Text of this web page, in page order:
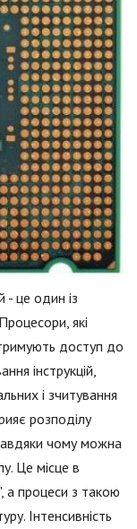
- це один із
які
доступ до
інструкцій,
і зчитування
розподілу
чому можна
Це місце в
а процеси з такою
Інтенсивність